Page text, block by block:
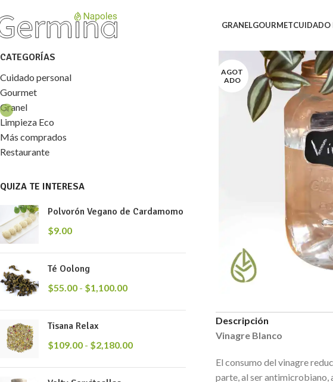
GRANELGOURMETCUIDADO
CATEGORÍAS
Cuidado personal
Gourmet
Granel
Limpieza Eco
Más comprados
Restaurante
QUIZA TE INTERESA
Polvorón Vegano de Cardamomo
$9.00
Té Oolong
$55.00 - $1,100.00
Tisana Relax
$109.00 - $2,180.00
AGOT
ADO
Descripción
Vinagre Blanco
El consumo del vinagre
parte, al ser antimicrobiano,